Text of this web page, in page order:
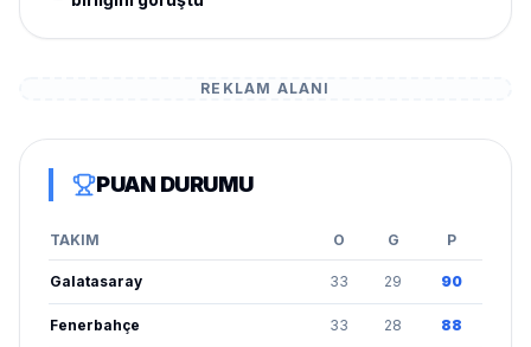
REKLAM ALANI
PUAN DURUMU
TAKIM O G P
Galatasaray 33 29 90
Fenerbahçe 33 28 88